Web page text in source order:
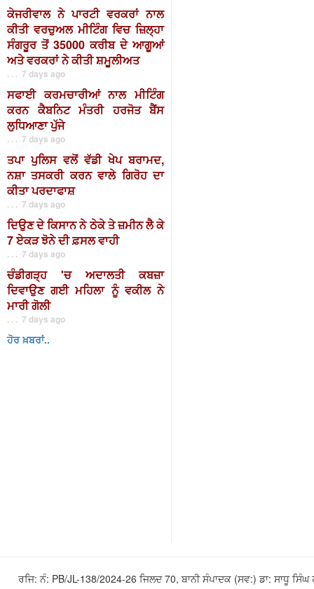
ਕੇਜਰੀਵਾਲ ਨੇ ਪਾਰਟੀ ਵਰਕਰਾਂ ਨਾਲ
ਕੀਤੀ ਵਰਚੁਅਲ ਮੀਟਿੰਗ ਵਿਚ ਜ਼ਿਲ੍ਹਾ
ਸੰਗਰੂਰ ਤੋਂ 35000 ਕਰੀਬ ਦੇ ਆਗੂਆਂ
ਅਤੇ ਵਰਕਰਾਂ ਨੇ ਕੀਤੀ ਸ਼ਮੂਲੀਅਤ
. . . 7 days ago
ਸਫਾਈ ਕਰਮਚਾਰੀਆਂ ਨਾਲ ਮੀਟਿੰਗ
ਕਰਨ ਕੈਬਨਿਟ ਮੰਤਰੀ ਹਰਜੋਤ ਬੈਂਸ
ਲੁਧਿਆਣਾ ਪੁੱਜੇ
. . . 7 days ago
ਤਪਾ ਪੁਲਿਸ ਵਲੋਂ ਵੱਡੀ ਖੇਪ ਬਰਾਮਦ,
ਨਸ਼ਾ ਤਸਕਰੀ ਕਰਨ ਵਾਲੇ ਗਿਰੋਹ ਦਾ
ਕੀਤਾ ਪਰਦਾਫਾਸ਼
. . . 7 days ago
ਦਿਉਣ ਦੇ ਕਿਸਾਨ ਨੇ ਠੇਕੇ ਤੇ ਜ਼ਮੀਨ ਲੈ ਕੇ
7 ਏਕੜ ਝੋਨੇ ਦੀ ਫ਼ਸਲ ਵਾਹੀ
. . . 7 days ago
ਚੰਡੀਗੜ੍ਹ 'ਚ ਅਦਾਲਤੀ ਕਬਜ਼ਾ
ਦਿਵਾਉਣ ਗਈ ਮਹਿਲਾ ਨੂੰ ਵਕੀਲ ਨੇ
ਮਾਰੀ ਗੋਲੀ
. . . 7 days ago
ਹੋਰ ਖ਼ਬਰਾਂ..
ਰਜਿ: ਨੰ: PB/JL-138/2024-26 ਜਿਲਦ 70, ਬਾਨੀ ਸੰਪਾਦਕ (ਸਵ:) ਡਾ: ਸਾਧੂ